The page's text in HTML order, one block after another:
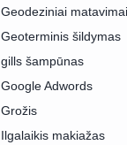
Geodeziniai matavimai
Geoterminis šildymas
gills šampūnas
Google Adwords
Grožis
Ilgalaikis makiažas